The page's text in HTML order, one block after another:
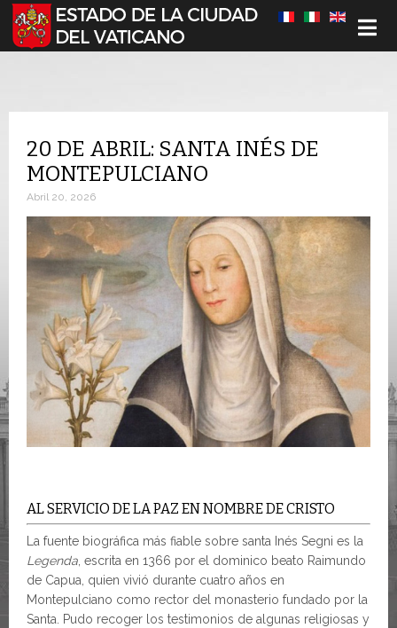
Seleccione su idioma
20 DE ABRIL: SANTA INÉS DE
MONTEPULCIANO
Abril 20, 2026
AL SERVICIO DE LA PAZ EN NOMBRE DE CRISTO
La fuente biográfica más fiable sobre santa Inés Segni es la
Legenda, escrita en 1366 por el dominico beato Raimundo
de Capua, quien vivió durante cuatro años en
Montepulciano como rector del monasterio fundado por la
Santa. Pudo recoger los testimonios de algunas religiosas y